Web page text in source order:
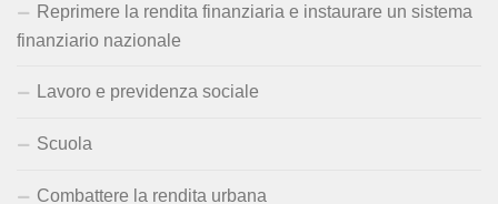
Reprimere la rendita finanziaria e instaurare un sistema
finanziario nazionale
Lavoro e previdenza sociale
Scuola
Combattere la rendita urbana